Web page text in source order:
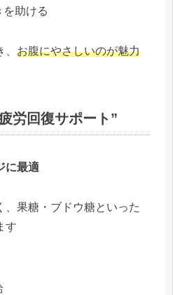
を助ける
お腹にやさしいのが魅力
労回復サポート”
に最適
、果糖・ブドウ糖といった
す